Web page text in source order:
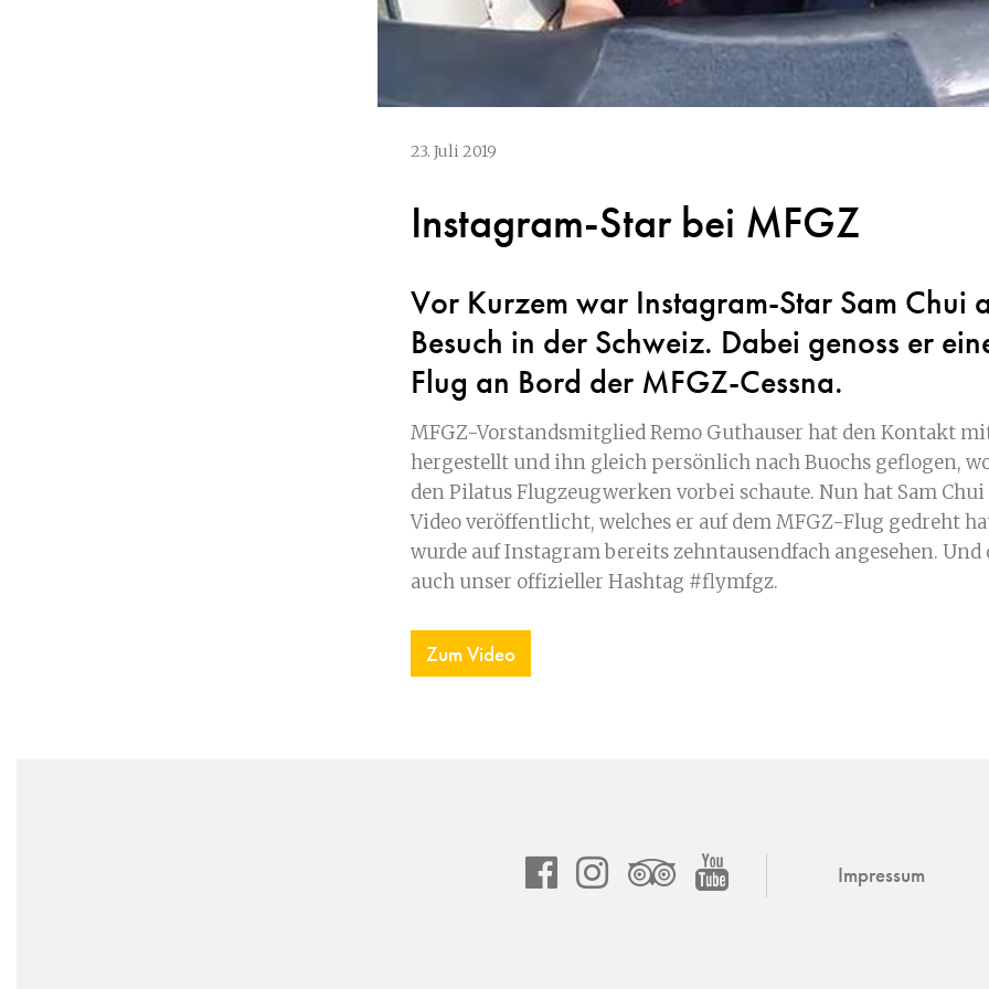
23. Juli 2019
Instagram-Star bei MFGZ
Vor Kurzem war Instagram-Star Sam Chui
Besuch in der Schweiz. Dabei genoss er
Flug an Bord der MFGZ-Cessna.
MFGZ-Vorstandsmitglied Remo Guthauser hat den Kontakt
hergestellt und ihn gleich persönlich nach Buochs geflogen,
den Pilatus Flugzeugwerken vorbei schaute. Nun hat Sam
Video veröffentlicht, welches er auf dem MFGZ-Flug gedreht
wurde auf Instagram bereits zehntausendfach angesehen. Und
auch unser offizieller Hashtag #flymfgz.
Zum Video
youtube
Impressum